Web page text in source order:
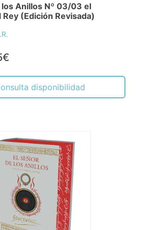
los Anillos Nº 03/03 el
(Edición Revisada)
disponibilidad